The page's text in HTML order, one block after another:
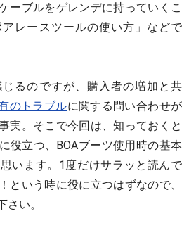
ーブルをゲレンデに持っていくこ
レースツールの使い方」などで
るのですが、購入者の増加と共
のトラブルに関する問い合わせが
実。そこで今回は、知っておくと
役立つ、BOAブーツ使用時の基本
います。1度だけサラッと読んで
という時に役に立つはずなので、
い。